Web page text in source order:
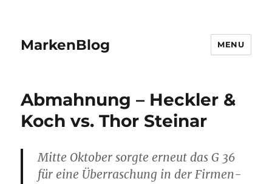
MarkenBlog MENU
Abmahnung – Heckler &
Koch vs. Thor Steinar
Mitte Oktober sorgte erneut das G 36
für eine Überraschung in der Firmen-